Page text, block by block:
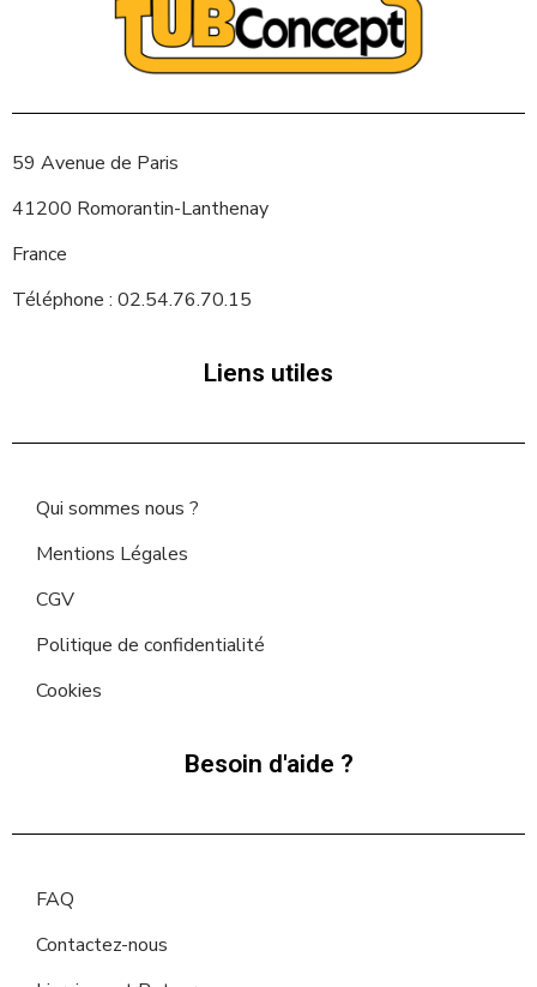
59 Avenue de Paris
41200 Romorantin-Lanthenay
France
Téléphone : 02.54.76.70.15
Liens utiles
Qui sommes nous ?
Mentions Légales
CGV
Politique de confidentialité
Cookies
Besoin d'aide ?
FAQ
Contactez-nous